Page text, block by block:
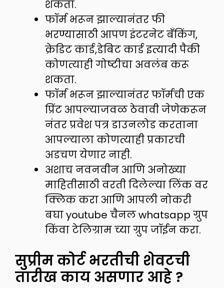
शकता.
फॉर्म भरून झाल्यानंतर फी
भरण्यासाठी आपण इंटरनेट बँकिंग,
क्रेडिट कार्ड,डेबिट कार्ड इत्यादी पैकी
कोणत्याही गोष्टीचा अवलंब करू
शकता.
फॉर्म भरून झाल्यानंतर फॉर्मची एक
प्रिंट आपल्याजवळ ठेवावी जेणेकरून
नंतर प्रवेश पत्र डाउनलोड करताना
आपल्याला कोणत्याही प्रकारची
अडचण येणार नाही.
अशाच नवनवीन आणि अनोख्या
माहितीसाठी वरती दिलेल्या लिंक वर
क्लिक करा आणि आपली नोकरी
बघा youtube चैनल whatsapp ग्रुप
किंवा टेलिग्राम च्या ग्रुप जॉईन करा.
सुप्रीम कोर्ट भरतीची शेवटची
तारीख काय असणार आहे ?